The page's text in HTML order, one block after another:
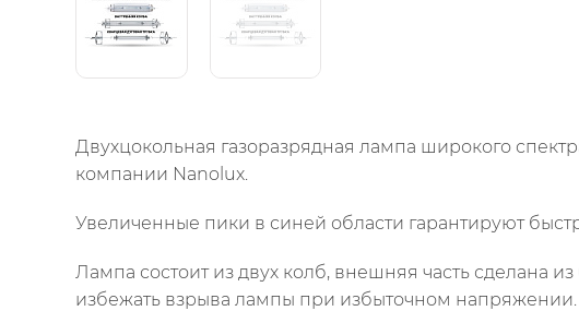
Двухцокольная газоразрядная лампа широкого
компании Nanolux.
Увеличенные пики в синей области гарантируют
Лампа состоит из двух колб, внешняя часть сделана
избежать взрыва лампы при избыточном напряжении.